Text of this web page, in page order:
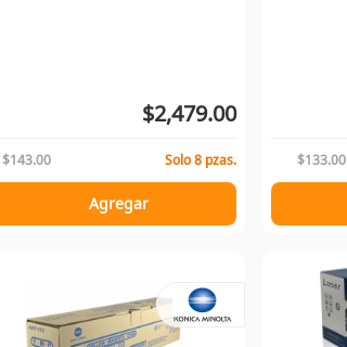
$2,479.00
$143.00 Solo 8 pzas.
Agregar
$133.00